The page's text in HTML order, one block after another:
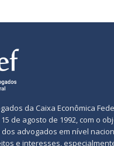
da Caixa Econômica
de agosto de 1992, com o
advogados em nível
e interesses,